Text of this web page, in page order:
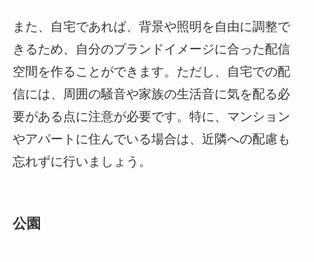
また、自宅であれば、背景や照明を自由に調整で
きるため、自分のブランドイメージに合った配信
空間を作ることができます。ただし、自宅での配
信には、周囲の騒音や家族の生活音に気を配る必
要がある点に注意が必要です。特に、マンション
やアパートに住んでいる場合は、近隣への配慮も
忘れずに行いましょう。
公園